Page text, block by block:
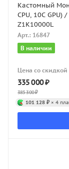
Кастомный Моноблок
CPU, 10C GPU)
Z1K10000L
Арт.: 16847
В наличии
Цена со скидкой
335 000₽
385 300₽
101 128 ₽ × 4